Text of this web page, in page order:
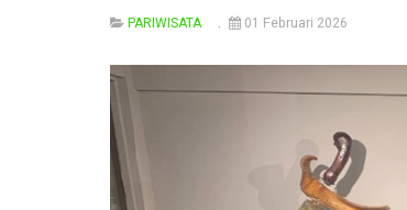
PARIWISATA 01 Februari 2026